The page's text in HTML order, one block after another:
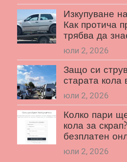
Изкупуване
Как протича
трябва да
юли 2, 2026
Защо си
старата кола
юли 2, 2026
Колко пари
кола за
безплатен
юли 2, 2026